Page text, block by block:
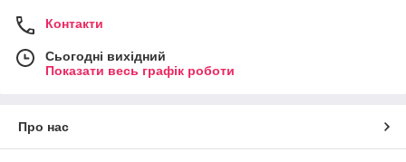
Контакти
Сьогодні вихідний
Показати весь графік роботи
Про нас